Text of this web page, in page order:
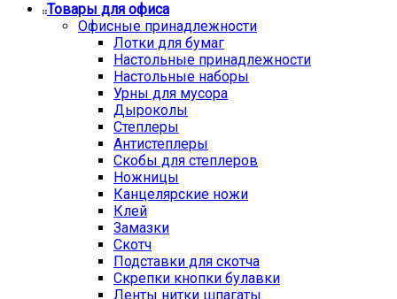
Товары для офиса
Офисные принадлежности
Лотки для бумаг
Настольные принадлежности
Настольные наборы
Урны для мусора
Дыроколы
Степлеры
Антистеплеры
Скобы для степлеров
Ножницы
Канцелярские ножи
Клей
Замазки
Скотч
Подставки для скотча
Скрепки кнопки булавки
Ленты нитки шпагаты